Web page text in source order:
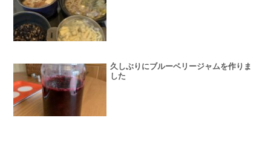
久しぶりにブルーベリージャムを作りま
した